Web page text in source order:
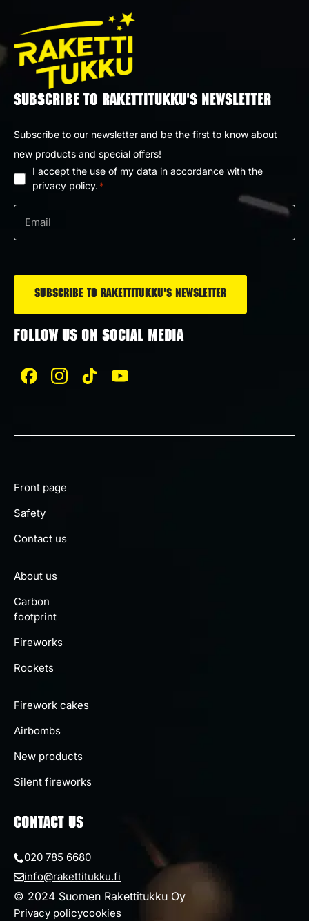
SUBSCRIBE TO RAKETTITUKKU'S NEWSLETTER
Subscribe to our newsletter and be the first to know about
new products and special offers!
Privacy
policy
I accept the use of my data in accordance with the
privacy policy. *
Email
FOLLOW US ON SOCIAL MEDIA
© 2024 Suomen Rakettitukku Oy
Privacy policycookies
Front page
Safety
Contact us
About us
Carbon
footprint
Fireworks
Rockets
Firework cakes
Airbombs
New products
Silent fireworks
CONTACT US
020 785 6680
info@rakettitukku.fi